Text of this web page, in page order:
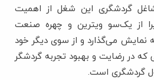
گردشگری این شغل از اهمیت
از یک‌سو ویترین و چهره صنعت
نمایش می‌گذارد و از سوی دیگر خود
که در رضایت و بهبود تجربه گردشگر
گردشگری است.